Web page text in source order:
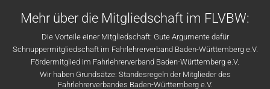
Mehr über die Mitgliedschaft im FLVBW:
Die Vorteile einer Mitgliedschaft: Gute Argumente dafür
Schnuppermitgliedschaft im Fahrlehrerverband Baden-Württemberg e.V.
Fördermitglied im Fahrlehrerverband Baden-Württemberg e.V.
Wir haben Grundsätze: Standesregeln der Mitglieder des
Fahrlehrerverbandes Baden-Württemberg e.V.